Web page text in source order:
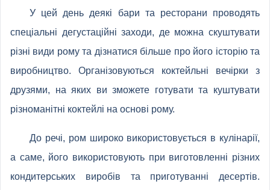
У цей день деякі бари та ресторани проводять
спеціальні дегустаційні заходи, де можна скуштувати
різні види рому та дізнатися більше про його історію та
виробництво. Організовуються коктейльні вечірки з
друзями, на яких ви зможете готувати та куштувати
різноманітні коктейлі на основі рому.
До речі, ром широко використовується в кулінарії,
а саме, його використовують при виготовленні різних
кондитерських виробів та приготуванні десертів.